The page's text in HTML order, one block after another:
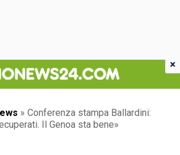
» Conferenza stampa Ballardini:
Il Genoa sta bene»
×